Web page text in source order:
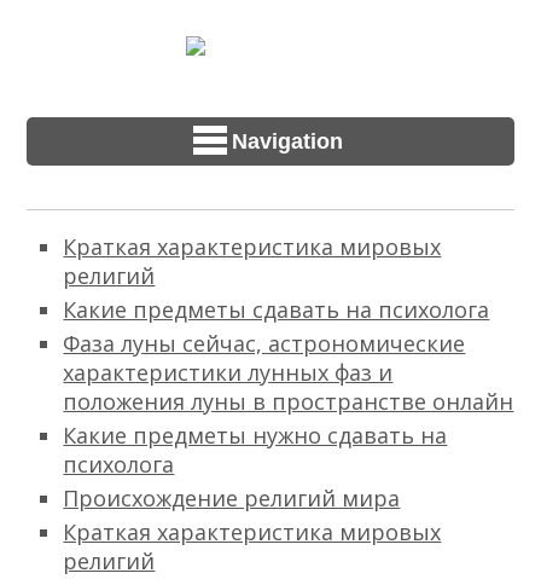
Navigation
Краткая характеристика мировых
религий
Какие предметы сдавать на психолога
Фаза луны сейчас, астрономические
характеристики лунных фаз и
положения луны в пространстве онлайн
Какие предметы нужно сдавать на
психолога
Происхождение религий мира
Краткая характеристика мировых
религий